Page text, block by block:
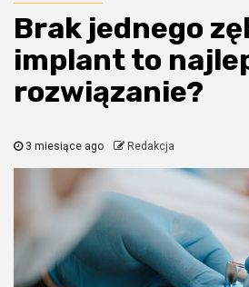
Brak jednego
implant to
rozwiązanie?
3 miesiące ago Redakcja